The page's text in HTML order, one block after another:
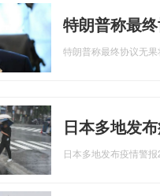
特朗普称最
特朗普称最终协议无
日本多地发
日本多地发布疫情警报